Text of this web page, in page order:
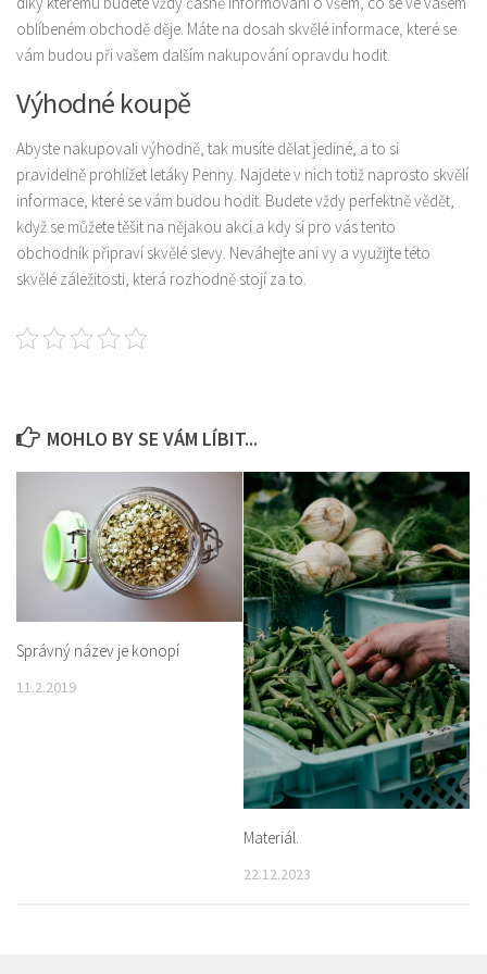
Produkty
oblíbeném obchodě děje. Máte na dosah skvělé informace, které se
vám budou při vašem dalším nakupování opravdu hodit.
Výhodné koupě
Abyste nakupovali výhodně, tak musíte dělat jediné, a to si
pravidelně prohlížet letáky Penny. Najdete v nich totiž naprosto skvělí
informace, které se vám budou hodit. Budete vždy perfektně vědět,
když se můžete těšit na nějakou akci a kdy si pro vás tento
obchodník připraví skvělé slevy. Neváhejte ani vy a využijte této
skvělé záležitosti, která rozhodně stojí za to.
MOHLO BY SE VÁM LÍBIT...
Správný název je konopí
11.2.2019
Materiál.
22.12.2023